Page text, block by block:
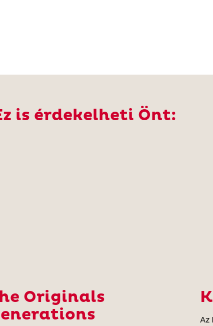
is érdekelheti Önt:
Originals
Az